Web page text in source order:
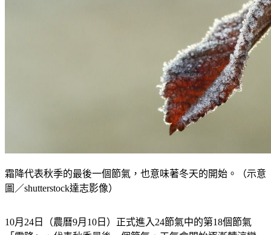
圖／shutterstock達志影像）
「霜降」，代表秋季最後一個節氣，天氣會開始逐漸轉涼變